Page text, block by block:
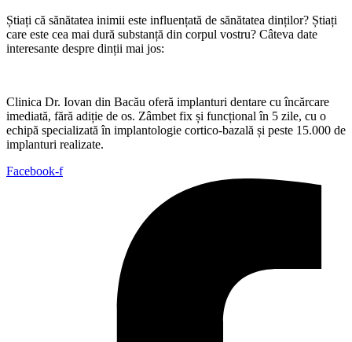
Știați că sănătatea inimii este influențată de sănătatea dinților? Știați
care este cea mai dură substanță din corpul vostru? Câteva date
interesante despre dinții mai jos:
Clinica Dr. Iovan din Bacău oferă implanturi dentare cu încărcare
imediată, fără adiție de os. Zâmbet fix și funcțional în 5 zile, cu o
echipă specializată în implantologie cortico-bazală și peste 15.000 de
implanturi realizate.
Facebook-f